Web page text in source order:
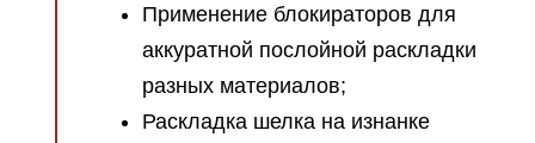
Применение блокираторов для
аккуратной послойной раскладки
разных материалов;
Раскладка шелка на изнанке